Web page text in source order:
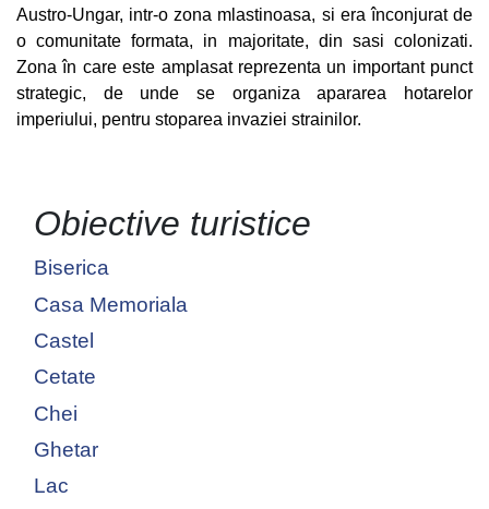
Austro-Ungar, intr-o zona mlastinoasa, si era înconjurat de
o comunitate formata, in majoritate, din sasi colonizati.
Zona în care este amplasat reprezenta un important punct
strategic, de unde se organiza apararea hotarelor
imperiului, pentru stoparea invaziei strainilor.
Obiective turistice
Biserica
Casa Memoriala
Castel
Cetate
Chei
Ghetar
Lac